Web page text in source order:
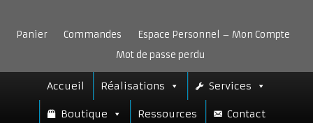
contenu
Panier Commandes
Espace Personnel – Mon Compte
Mot de passe perdu
Accueil Réalisations Services
Boutique Ressources Contact